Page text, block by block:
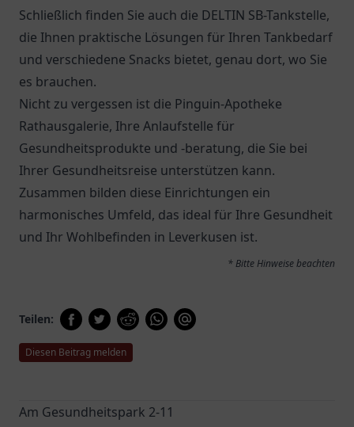
Schließlich finden Sie auch die DELTIN SB-Tankstelle,
die Ihnen praktische Lösungen für Ihren Tankbedarf
und verschiedene Snacks bietet, genau dort, wo Sie
es brauchen.
Nicht zu vergessen ist die Pinguin-Apotheke
Rathausgalerie, Ihre Anlaufstelle für
Gesundheitsprodukte und -beratung, die Sie bei
Ihrer Gesundheitsreise unterstützen kann.
Zusammen bilden diese Einrichtungen ein
harmonisches Umfeld, das ideal für Ihre Gesundheit
und Ihr Wohlbefinden in Leverkusen ist.
* Bitte Hinweise beachten
Teilen:
Diesen Beitrag melden
Am Gesundheitspark 2-11